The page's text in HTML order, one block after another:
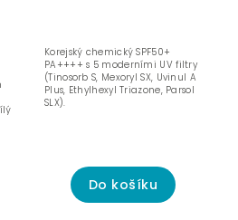
Do košíku
Korejský chemický SPF50+
PA++++ s 5 moderními UV filtry
(Tinosorb S, Mexoryl SX, Uvinul A
Plus, Ethylhexyl Triazone, Parsol
SLX).